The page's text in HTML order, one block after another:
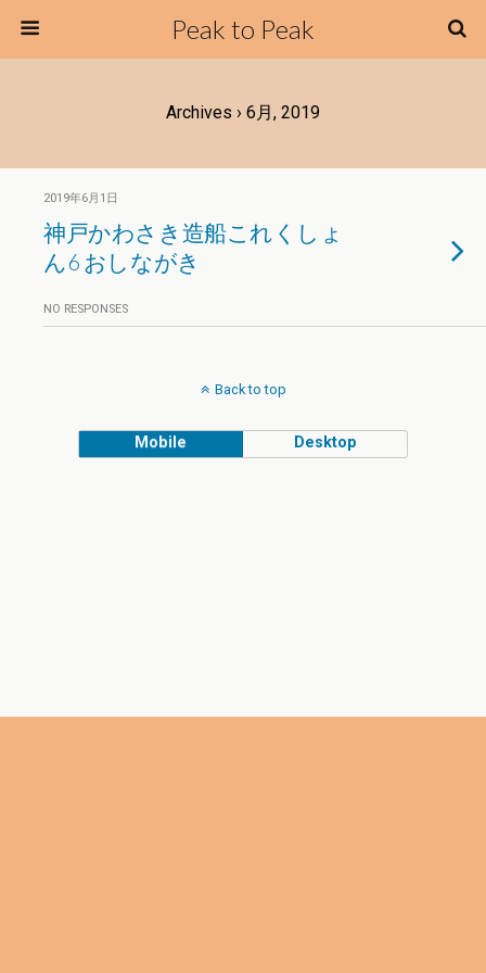
Peak to Peak
Archives › 6月, 2019
2019年6月1日
神戸かわさき造船これくしょ
ん6 おしながき
NO RESPONSES
Back to top
Mobile Desktop